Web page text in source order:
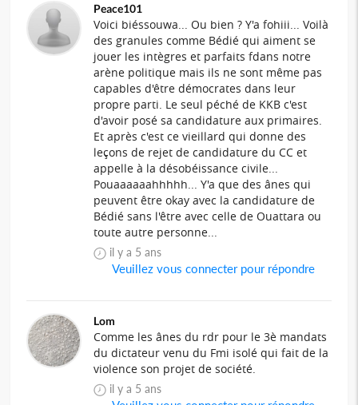
Peace101
Voici biéssouwa... Ou bien ? Y'a fohiii... Voilà
des granules comme Bédié qui aiment se
jouer les intègres et parfaits fdans notre
arène politique mais ils ne sont même pas
capables d'être démocrates dans leur
propre parti. Le seul péché de KKB c'est
d'avoir posé sa candidature aux primaires.
Et après c'est ce vieillard qui donne des
leçons de rejet de candidature du CC et
appelle à la désobéissance civile...
Pouaaaaaahhhhh... Y'a que des ânes qui
peuvent être okay avec la candidature de
Bédié sans l'être avec celle de Ouattara ou
toute autre personne...
il y a 5 ans
Veuillez vous connecter pour répondre
Lom
Comme les ânes du rdr pour le 3è mandats
du dictateur venu du Fmi isolé qui fait de la
violence son projet de société.
il y a 5 ans